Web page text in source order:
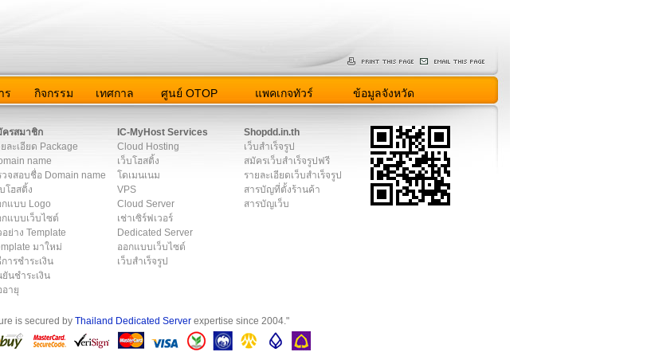
ร กิจกรรม เทศกาล ศูนย์ OTOP แพคเกจทัวร์ ข้อมูลจังหวัด
ครสมาชิก
ละเอียด Package
name
วจสอบชื่อ Domain name
โฮสติ้ง
กแบบ Logo
กแบบเว็บไซต์
อย่าง Template
มาใหม่
ารชำระเงิน
ยันชำระเงิน
อายุ
IC-MyHost Services
Cloud Hosting
เว็บโฮสติ้ง
โดเมนเนม
VPS
Cloud Server
เช่าเซิร์ฟเวอร์
Dedicated Server
ออกแบบเว็บไซต์
เว็บสำเร็จรูป
Shopdd.in.th
เว็บสำเร็จรูป
สมัครเว็บสำเร็จรูปฟรี
รายละเอียดเว็บสำเร็จรูป
สารบัญที่ตั้งร้านค้า
สารบัญเว็บ
is secured by Thailand Dedicated Serverexpertise since 2004."